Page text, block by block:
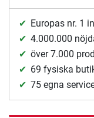
Europas nr. 1
4.000.000
över 7.000
69 fysiska
75 egna